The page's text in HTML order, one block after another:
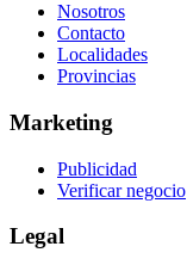
Nosotros
Contacto
Localidades
Provincias
Marketing
Publicidad
Verificar negocio
Legal